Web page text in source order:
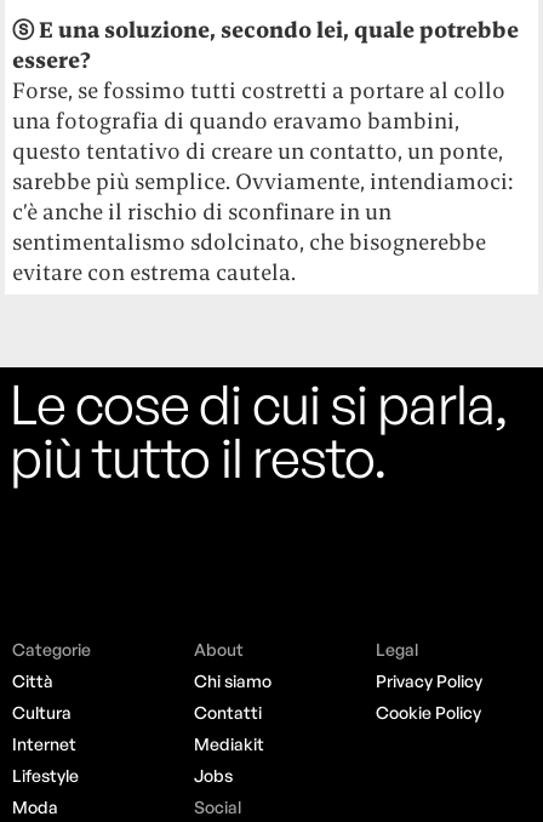
ⓢE una soluzione, secondo lei, quale potrebbe
essere?
Forse, se fossimo tutti costretti a portare al collo
una fotografia di quando eravamo bambini,
questo tentativo di creare un contatto, un ponte,
sarebbe più semplice. Ovviamente, intendiamoci:
c’è anche il rischio di sconfinare in un
sentimentalismo sdolcinato, che bisognerebbe
evitare con estrema cautela.
Le cose di cui si parla,
più tutto il resto.
Categorie
Città
Cultura
Internet
Lifestyle
Moda
About
Chi siamo
Contatti
Mediakit
Jobs
Social
Legal
Privacy Policy
Cookie Policy